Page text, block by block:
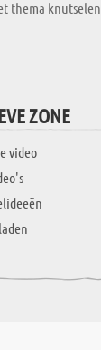
thema
ZONE
video